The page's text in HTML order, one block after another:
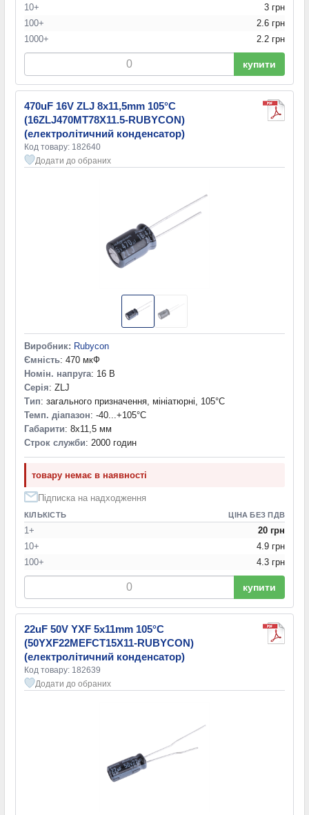
10+
3 грн
100+
2.6 грн
1000+
2.2 грн
купити
470uF 16V ZLJ 8x11,5mm 105°C
(16ZLJ470MT78X11.5-RUBYCON)
(електролітичний конденсатор)
Код товару: 182640
Додати до обраних
Виробник: Rubycon
Ємність: 470 мкФ
Номін. напруга: 16 В
Серія: ZLJ
Тип: загального призначення, мініатюрні, 105°C
Темп. діапазон: -40...+105°С
Габарити: 8x11,5 мм
Строк служби: 2000 годин
товару немає в наявності
Підписка на надходження
КІЛЬКІСТЬ ЦІНА БЕЗ ПДВ
1+
20 грн
10+
4.9 грн
100+
4.3 грн
купити
22uF 50V YXF 5x11mm 105°C
(50YXF22MEFCT15X11-RUBYCON)
(електролітичний конденсатор)
Код товару: 182639
Додати до обраних